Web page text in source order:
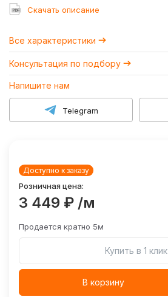
Cкачать описание
Все характеристики
Консультация по подбору
Напишите нам
Telegram
Доступно к заказу
Розничная цена:
3 449 ₽ /м
Продается кратно 5м
Купить в 1 клик
В корзину